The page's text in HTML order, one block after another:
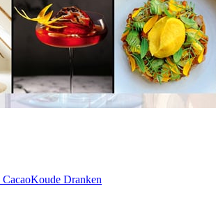
Koude Dranken